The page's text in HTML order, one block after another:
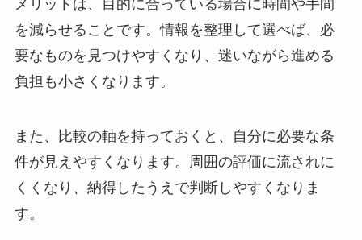
メリットは、目的に合っている場合に時間や手間
を減らせることです。情報を整理して選べば、必
要なものを見つけやすくなり、迷いながら進める
負担も小さくなります。
また、比較の軸を持っておくと、自分に必要な条
件が見えやすくなります。周囲の評価に流されに
くくなり、納得したうえで判断しやすくなりま
す。